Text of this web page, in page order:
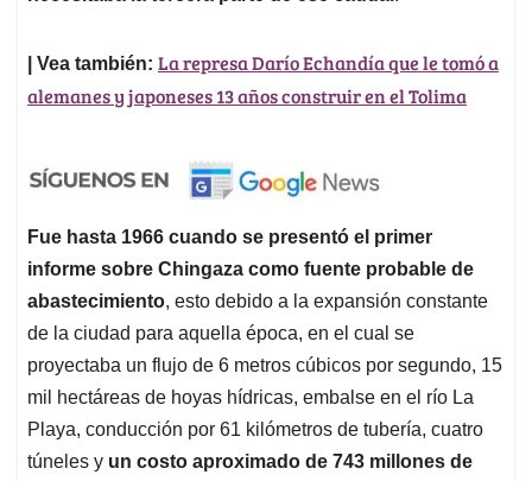
| Vea también: La represa Darío Echandía que le tomó a
alemanes y japoneses 13 años construir en el Tolima
Fue hasta 1966 cuando se presentó el primer
informe sobre Chingaza como fuente probable de
abastecimiento, esto debido a la expansión constante
de la ciudad para aquella época, en el cual se
proyectaba un flujo de 6 metros cúbicos por segundo, 15
mil hectáreas de hoyas hídricas, embalse en el río La
Playa, conducción por 61 kilómetros de tubería, cuatro
túneles y un costo aproximado de 743 millones de